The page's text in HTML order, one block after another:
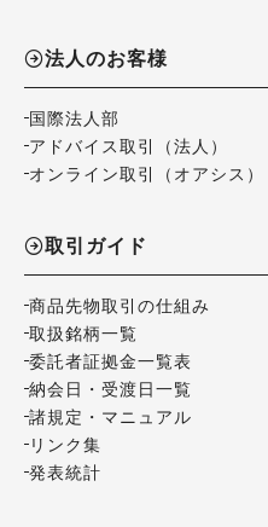
法人のお客様
国際法人部
アドバイス取引（法人）
オンライン取引（オアシス）
取引ガイド
商品先物取引の仕組み
取扱銘柄一覧
委託者証拠金一覧表
納会日・受渡日一覧
諸規定・マニュアル
リンク集
発表統計